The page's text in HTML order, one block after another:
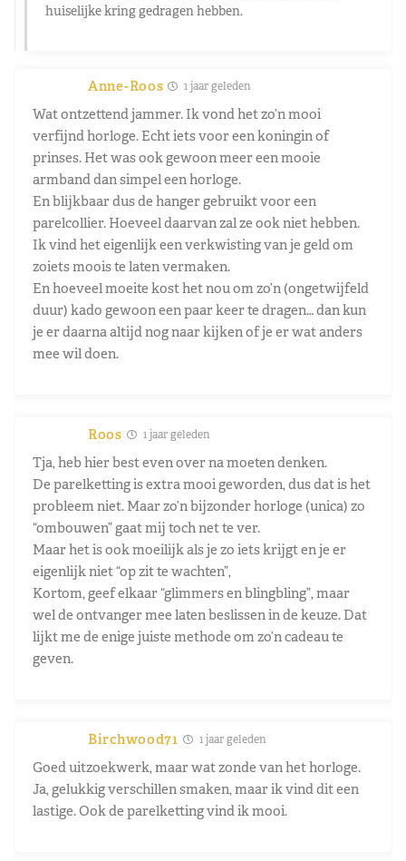
huiselijke kring gedragen hebben.
Anne-Roos 1 jaar geleden
Wat ontzettend jammer. Ik vond het zo’n mooi
verfijnd horloge. Echt iets voor een koningin of
prinses. Het was ook gewoon meer een mooie
armband dan simpel een horloge.
En blijkbaar dus de hanger gebruikt voor een
parelcollier. Hoeveel daarvan zal ze ook niet hebben.
Ik vind het eigenlijk een verkwisting van je geld om
zoiets moois te laten vermaken.
En hoeveel moeite kost het nou om zo’n (ongetwijfeld
duur) kado gewoon een paar keer te dragen… dan kun
je er daarna altijd nog naar kijken of je er wat anders
mee wil doen.
Roos 1 jaar geleden
Tja, heb hier best even over na moeten denken.
De parelketting is extra mooi geworden, dus dat is het
probleem niet. Maar zo’n bijzonder horloge (unica) zo
“ombouwen” gaat mij toch net te ver.
Maar het is ook moeilijk als je zo iets krijgt en je er
eigenlijk niet “op zit te wachten”,
Kortom, geef elkaar “glimmers en blingbling”, maar
wel de ontvanger mee laten beslissen in de keuze. Dat
lijkt me de enige juiste methode om zo’n cadeau te
geven.
Birchwood71 1 jaar geleden
Goed uitzoekwerk, maar wat zonde van het horloge.
Ja, gelukkig verschillen smaken, maar ik vind dit een
lastige. Ook de parelketting vind ik mooi.